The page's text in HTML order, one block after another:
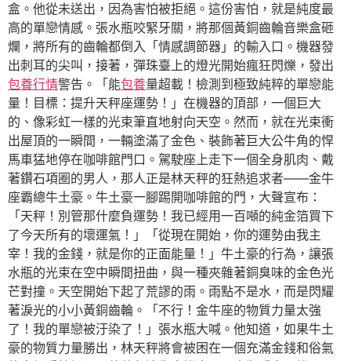
盒。他從未送出，因為害怕被拒絕。這份害怕，就是純度最
高的單戀情感。張水瓶咬緊牙關，將那個黃銅齒輪音樂盒砸
爛，將所有的齒輪都倒入「情感調節器」的輸入口。機器發
出刺耳的尖叫，接著，彈珠臺上的燈光開始瘋狂閃爍，發出
包養行情警告。「能包養量超載！檢測到極致純粹的單戀能
量！目標：提升天秤座運勢！」在機器的頂部，一個巨大
的、像彩虹一樣的光束筆直地射向天空。然而，就在光束衝
出屋頂的一瞬間，一輛塗滿了金色、裝飾著巨大公牛角的悍
馬車猛地停在咖啡館門口。駕駛座上走下一個全身肌肉、戴
著鑽石項圈的男人，那人正是林天秤的狂熱追求者——金牛
座霸總牛土豪。牛土豪一腳踢開咖啡館的門，大聲宣布：
「天秤！別管那什麼負運勢！我已經用一百噸的純金箔買下
了今天所有的壞運氣！」「從現在開始，你的運勢由我主
宰！我的金錢，就是你的正面能量！」牛土豪的行為，讓張
水瓶的光束在空中瞬間扭曲，與一種夾雜著銅臭味的金色光
芒對撞。天空開始下起了荒謬的雨。雨點不是水，而是閃耀
著淚光的小小黃銅齒輪。「不行！金牛座的物質力量太強
了！我的單戀被汙染了！」張水瓶大喊。他知道，如果牛土
豪的物質力量勝出，林天秤將會被困在一個充滿金錢和俗氣